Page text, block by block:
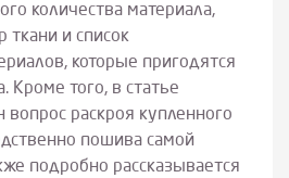
количества материала,
и список
которые пригодятся
Кроме того, в статье
раскроя купленного
пошива самой
подробно рассказывается